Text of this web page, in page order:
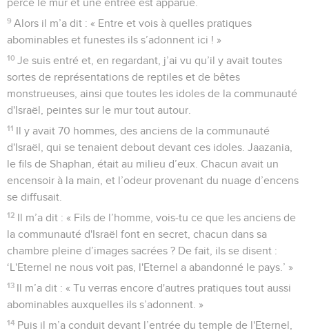
percé le mur et une entrée est apparue.
9 Alors il m’a dit : « Entre et vois à quelles pratiques
abominables et funestes ils s’adonnent ici ! »
10 Je suis entré et, en regardant, j’ai vu qu’il y avait toutes
sortes de représentations de reptiles et de bêtes
monstrueuses, ainsi que toutes les idoles de la communauté
d'Israël, peintes sur le mur tout autour.
11 Il y avait 70 hommes, des anciens de la communauté
d'Israël, qui se tenaient debout devant ces idoles. Jaazania,
le fils de Shaphan, était au milieu d’eux. Chacun avait un
encensoir à la main, et l’odeur provenant du nuage d’encens
se diffusait.
12 Il m’a dit : « Fils de l’homme, vois-tu ce que les anciens de
la communauté d'Israël font en secret, chacun dans sa
chambre pleine d’images sacrées ? De fait, ils se disent :
‘L'Eternel ne nous voit pas, l'Eternel a abandonné le pays.’ »
13 Il m’a dit : « Tu verras encore d'autres pratiques tout aussi
abominables auxquelles ils s’adonnent. »
14 Puis il m’a conduit devant l’entrée du temple de l'Eternel,